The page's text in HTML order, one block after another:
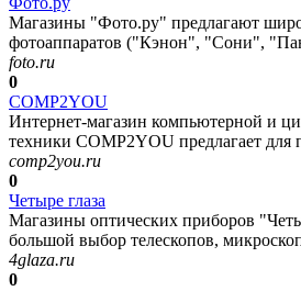
Магазины "Фото.ру" предлагают
фотоаппаратов ("Кэнон", "Сони",
foto.ru
0
COMP2YOU
Интернет-магазин компьютерной и
техники COMP2YOU предлагает
comp2you.ru
0
Четыре глаза
Магазины оптических приборов
большой выбор телескопов,
4glaza.ru
0